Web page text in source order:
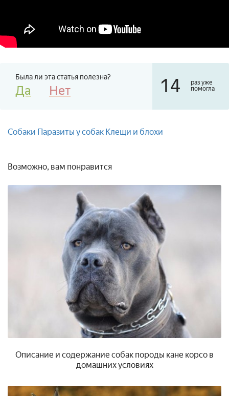
Была ли эта статья полезна?
Да Нет 14
раз уже
помогла
Собаки Паразиты у собак Клещи и блохи
Возможно, вам понравится
Описание и содержание собак породы кане корсо в
домашних условиях